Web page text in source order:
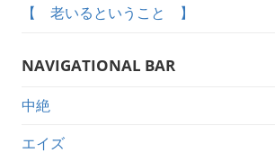
【 老いるということ 】
NAVIGATIONAL BAR
中絶
エイズ